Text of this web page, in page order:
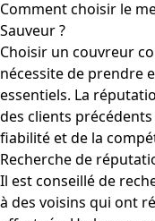
Comment choisir le
Sauveur ?
Choisir un couvreur
nécessite de prendre
essentiels. La
des clients
fiabilité et de la
Recherche de
Il est conseillé de
à des voisins qui ont